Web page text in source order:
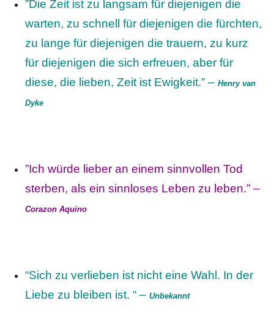
”Die Zeit ist zu langsam für diejenigen die
warten, zu schnell für diejenigen die fürchten,
zu lange für diejenigen die trauern, zu kurz
für diejenigen die sich erfreuen, aber für
diese, die lieben, Zeit ist Ewigkeit.” – Henry van
Dyke
”Ich würde lieber an einem sinnvollen Tod
sterben, als ein sinnloses Leben zu leben.” –
Corazon Aquino
“Sich zu verlieben ist nicht eine Wahl . In der
Liebe zu bleiben ist. “ – Unbekannt